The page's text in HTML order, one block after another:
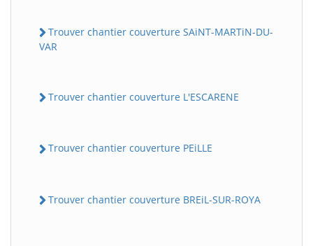
Trouver chantier couverture SAiNT-MARTiN-DU-
VAR
Trouver chantier couverture L'ESCARENE
Trouver chantier couverture PEiLLE
Trouver chantier couverture BREiL-SUR-ROYA